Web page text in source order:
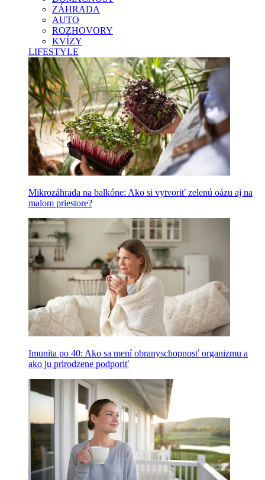
ZÁHRADA
AUTO
ROZHOVORY
KVÍZY
LIFESTYLE
Mikrozáhrada na balkóne: Ako si vytvoriť zelenú oázu aj na
malom priestore?
Imunita po 40: Ako sa mení obranyschopnosť organizmu a
ako ju prirodzene podporiť